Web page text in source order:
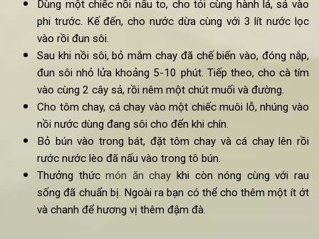
2 quả chanh
Bún
Cách làm bún mắm chay ngũ vị :
Đầu tiên, lấy một chiếc chảo nhỏ, cho mắm chay
cùng với 1 lít nước, nấu trong khoảng 15 phút.
Dùng một chiếc nồi nấu to, cho tỏi cùng hành lá, sả
phi trước. Kế đến, cho nước dừa cùng với 3 lít nước
vào rồi đun sôi.
Sau khi nồi sôi, bỏ mắm chay đã chế biến vào, đóng
đun sôi nhỏ lửa khoảng 5-10 phút. Tiếp theo, cho cà